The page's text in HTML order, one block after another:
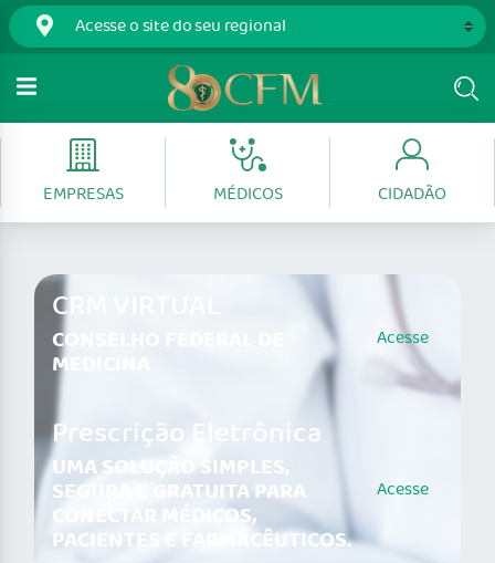
EMPRESAS MÉDICOS CIDADÃO
CRM VIRTUAL
CONSELHO FEDERAL DE
MEDICINA
Acesse
Prescrição Eletrônica
UMA SOLUÇÃO SIMPLES,
SEGURA E GRATUITA PARA
CONECTAR MÉDICOS,
PACIENTES E FARMACÊUTICOS.
Acesse